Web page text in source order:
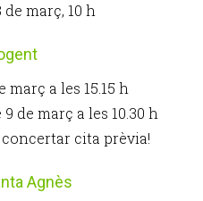
de març, 10 h
març a les 15.15 h
de març a les 10.30 h
cita prèvia!
Agnès